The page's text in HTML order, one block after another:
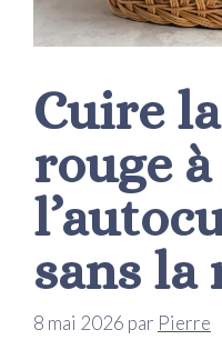
Cuire
rouge à
sans la
8 mai 2026 par Pierre